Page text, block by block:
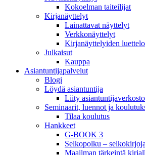
Kokoelman taiteilijat
Kirjanäyttelyt
Lainattavat näyttelyt
Verkkonäyttelyt
Kirjanäyttelyiden
Julkaisut
Kauppa
Asiantuntija­palvelut
Blogi
Löydä asiantuntija
Liity
Seminaarit, luennot ja
Tilaa koulutus
Hankkeet
G-BOOK 3
Selkopolku –
Maailman tärkeintä